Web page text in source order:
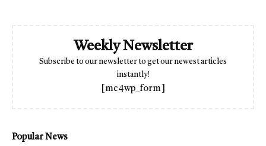
Weekly Newsletter
Subscribe to our newsletter to get our newest articles
instantly!
[mc4wp_form]
Popular News